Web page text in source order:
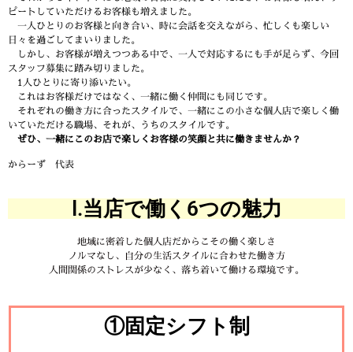
ピートしていただけるお客様も増えました。
一人ひとりのお客様と向き合い、時に会話を交えながら、忙しくも楽しい
日々を過ごしてまいりました。
しかし、お客様が増えつつある中で、一人で対応するにも手が足らず、今回
スタッフ募集に踏み切りました。
1人ひとりに寄り添いたい。
これはお客様だけではなく、一緒に働く仲間にも同じです。
それぞれの働き方に合ったスタイルで、一緒にこの小さな個人店で楽しく働
いていただける職場、それが、うちのスタイルです。
ぜひ、一緒にこのお店で楽しくお客様の笑顔と共に働きませんか？
からーず 代表
Ⅰ.当店で働く6つの魅力
地域に密着した個人店だからこその働く楽しさ
ノルマなし、自分の生活スタイルに合わせた働き方
人間関係のストレスが少なく、落ち着いて働ける環境です。
①固定シフト制